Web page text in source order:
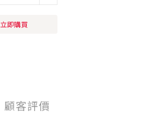
立即購買
顧客評價